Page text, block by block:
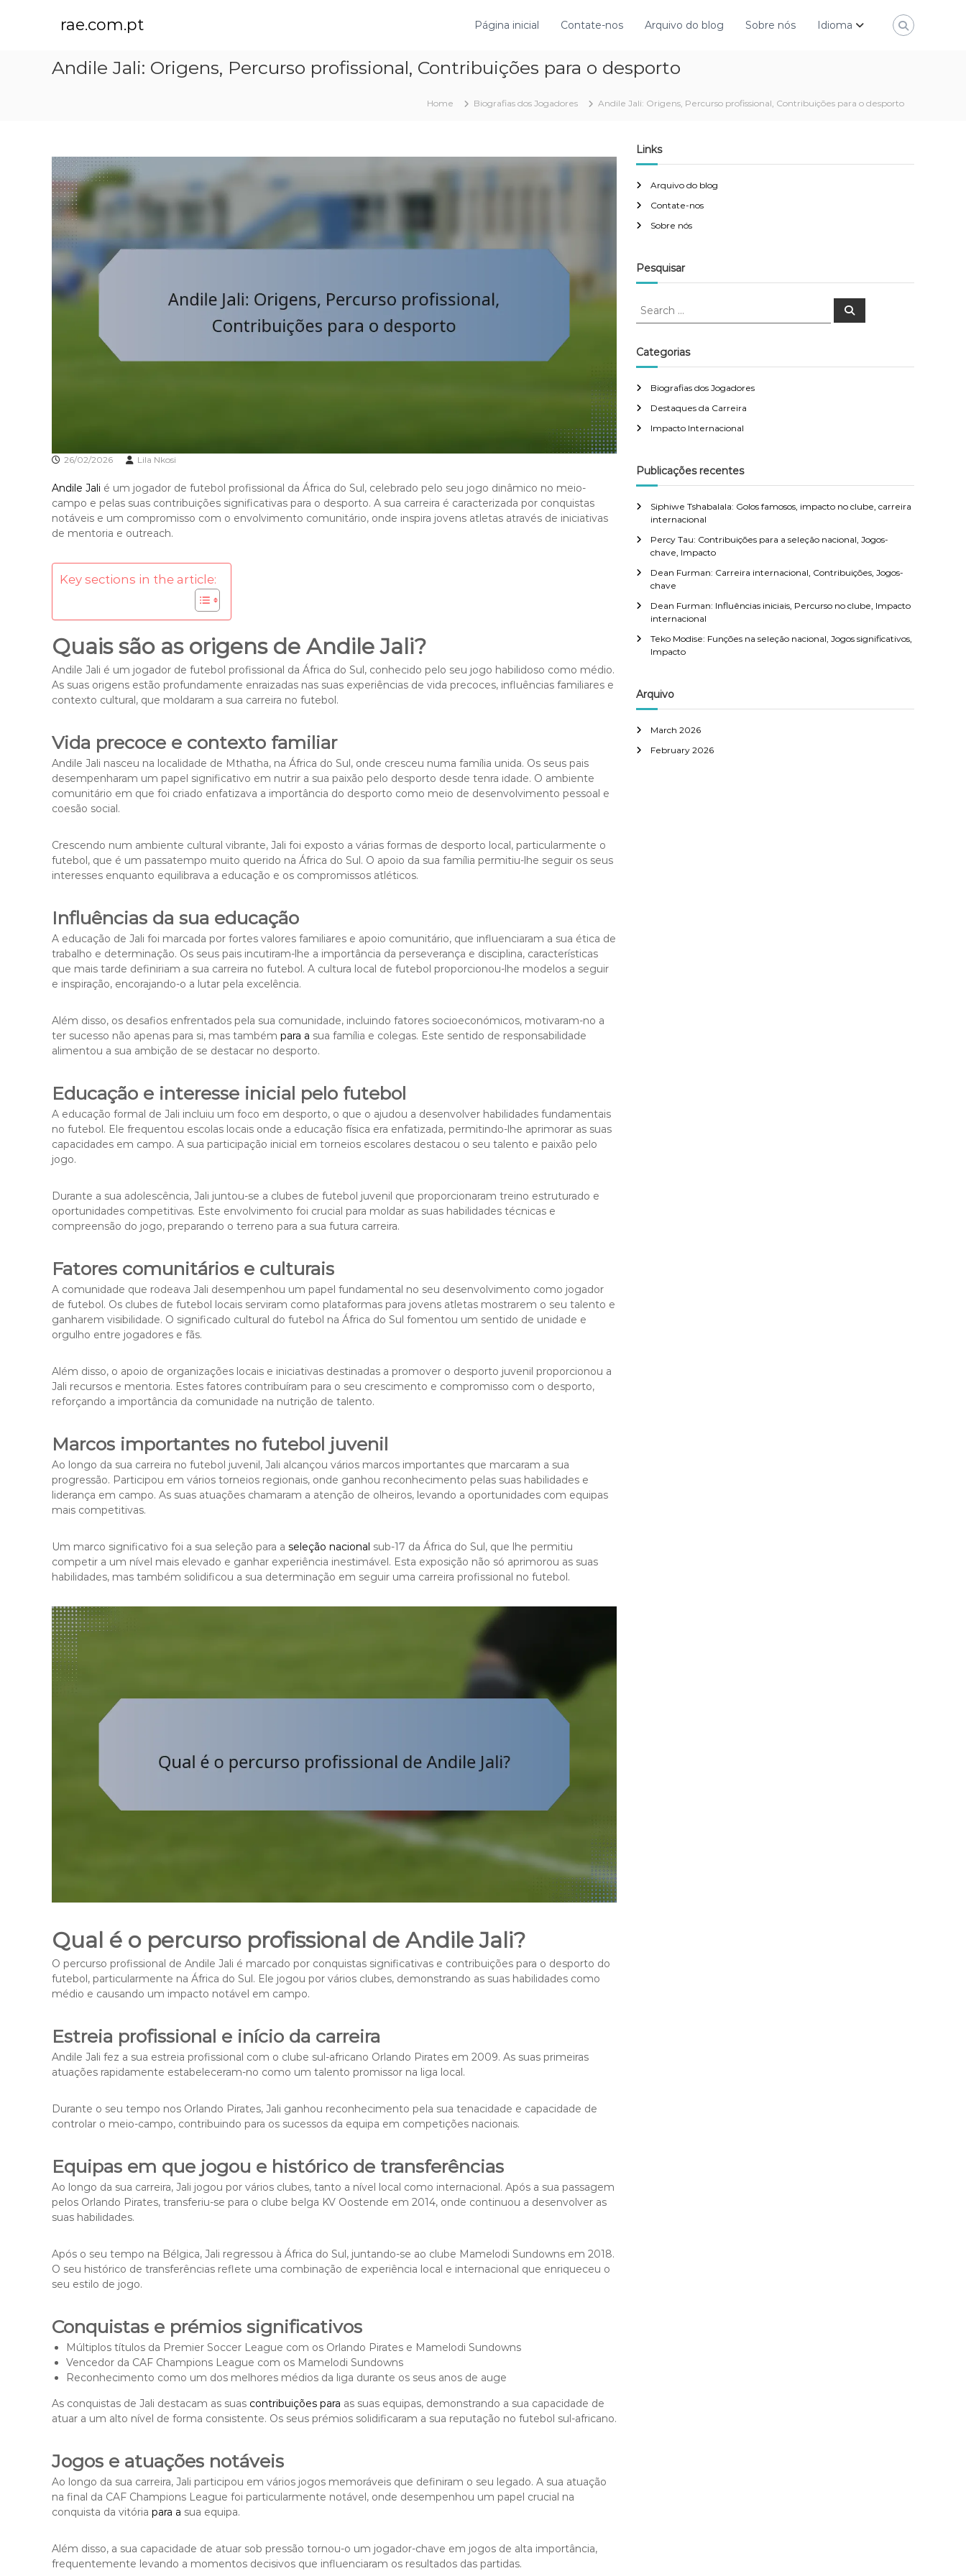
rae.com.pt Página inicial Contate-nos Arquivo do blog Sobre nós Idioma
Andile Jali: Origens, Percurso profissional, Contribuições para o desporto
Home Biografias dos Jogadores Andile Jali: Origens, Percurso profissional, Contribuições para o desporto
26/02/2026 Lila Nkosi
Andile Jali é um jogador de futebol profissional da África do Sul, celebrado pelo seu jogo dinâmico no meio-
campo e pelas suas contribuições significativas para o desporto. A sua carreira é caracterizada por conquistas
notáveis e um compromisso com o envolvimento comunitário, onde inspira jovens atletas através de iniciativas
de mentoria e outreach.
Key sections in the article:
Quais são as origens de Andile Jali?
Andile Jali é um jogador de futebol profissional da África do Sul, conhecido pelo seu jogo habilidoso como médio.
As suas origens estão profundamente enraizadas nas suas experiências de vida precoces, influências familiares e
contexto cultural, que moldaram a sua carreira no futebol.
Vida precoce e contexto familiar
Andile Jali nasceu na localidade de Mthatha, na África do Sul, onde cresceu numa família unida. Os seus pais
desempenharam um papel significativo em nutrir a sua paixão pelo desporto desde tenra idade. O ambiente
comunitário em que foi criado enfatizava a importância do desporto como meio de desenvolvimento pessoal e
coesão social.
Crescendo num ambiente cultural vibrante, Jali foi exposto a várias formas de desporto local, particularmente o
futebol, que é um passatempo muito querido na África do Sul. O apoio da sua família permitiu-lhe seguir os seus
interesses enquanto equilibrava a educação e os compromissos atléticos.
Influências da sua educação
A educação de Jali foi marcada por fortes valores familiares e apoio comunitário, que influenciaram a sua ética de
trabalho e determinação. Os seus pais incutiram-lhe a importância da perseverança e disciplina, características
que mais tarde definiriam a sua carreira no futebol. A cultura local de futebol proporcionou-lhe modelos a seguir
e inspiração, encorajando-o a lutar pela excelência.
Além disso, os desafios enfrentados pela sua comunidade, incluindo fatores socioeconómicos, motivaram-no a
ter sucesso não apenas para si, mas também para a sua família e colegas. Este sentido de responsabilidade
alimentou a sua ambição de se destacar no desporto.
Educação e interesse inicial pelo futebol
A educação formal de Jali incluiu um foco em desporto, o que o ajudou a desenvolver habilidades fundamentais
no futebol. Ele frequentou escolas locais onde a educação física era enfatizada, permitindo-lhe aprimorar as suas
capacidades em campo. A sua participação inicial em torneios escolares destacou o seu talento e paixão pelo
jogo.
Durante a sua adolescência, Jali juntou-se a clubes de futebol juvenil que proporcionaram treino estruturado e
oportunidades competitivas. Este envolvimento foi crucial para moldar as suas habilidades técnicas e
compreensão do jogo, preparando o terreno para a sua futura carreira.
Fatores comunitários e culturais
A comunidade que rodeava Jali desempenhou um papel fundamental no seu desenvolvimento como jogador
de futebol. Os clubes de futebol locais serviram como plataformas para jovens atletas mostrarem o seu talento e
ganharem visibilidade. O significado cultural do futebol na África do Sul fomentou um sentido de unidade e
orgulho entre jogadores e fãs.
Além disso, o apoio de organizações locais e iniciativas destinadas a promover o desporto juvenil proporcionou a
Jali recursos e mentoria. Estes fatores contribuíram para o seu crescimento e compromisso com o desporto,
reforçando a importância da comunidade na nutrição de talento.
Marcos importantes no futebol juvenil
Ao longo da sua carreira no futebol juvenil, Jali alcançou vários marcos importantes que marcaram a sua
progressão. Participou em vários torneios regionais, onde ganhou reconhecimento pelas suas habilidades e
liderança em campo. As suas atuações chamaram a atenção de olheiros, levando a oportunidades com equipas
mais competitivas.
Um marco significativo foi a sua seleção para a seleção nacional sub-17 da África do Sul, que lhe permitiu
competir a um nível mais elevado e ganhar experiência inestimável. Esta exposição não só aprimorou as suas
habilidades, mas também solidificou a sua determinação em seguir uma carreira profissional no futebol.
Qual é o percurso profissional de Andile Jali?
O percurso profissional de Andile Jali é marcado por conquistas significativas e contribuições para o desporto do
futebol, particularmente na África do Sul. Ele jogou por vários clubes, demonstrando as suas habilidades como
médio e causando um impacto notável em campo.
Estreia profissional e início da carreira
Andile Jali fez a sua estreia profissional com o clube sul-africano Orlando Pirates em 2009. As suas primeiras
atuações rapidamente estabeleceram-no como um talento promissor na liga local.
Durante o seu tempo nos Orlando Pirates, Jali ganhou reconhecimento pela sua tenacidade e capacidade de
controlar o meio-campo, contribuindo para os sucessos da equipa em competições nacionais.
Equipas em que jogou e histórico de transferências
Ao longo da sua carreira, Jali jogou por vários clubes, tanto a nível local como internacional. Após a sua passagem
pelos Orlando Pirates, transferiu-se para o clube belga KV Oostende em 2014, onde continuou a desenvolver as
suas habilidades.
Após o seu tempo na Bélgica, Jali regressou à África do Sul, juntando-se ao clube Mamelodi Sundowns em 2018.
O seu histórico de transferências reflete uma combinação de experiência local e internacional que enriqueceu o
seu estilo de jogo.
Conquistas e prémios significativos
Múltiplos títulos da Premier Soccer League com os Orlando Pirates e Mamelodi Sundowns
Vencedor da CAF Champions League com os Mamelodi Sundowns
Reconhecimento como um dos melhores médios da liga durante os seus anos de auge
As conquistas de Jali destacam as suas contribuições para as suas equipas, demonstrando a sua capacidade de
atuar a um alto nível de forma consistente. Os seus prémios solidificaram a sua reputação no futebol sul-africano.
Jogos e atuações notáveis
Ao longo da sua carreira, Jali participou em vários jogos memoráveis que definiram o seu legado. A sua atuação
na final da CAF Champions League foi particularmente notável, onde desempenhou um papel crucial na
conquista da vitória para a sua equipa.
Além disso, a sua capacidade de atuar sob pressão tornou-o um jogador-chave em jogos de alta importância,
frequentemente levando a momentos decisivos que influenciaram os resultados das partidas.
Links
Arquivo do blog
Contate-nos
Sobre nós
Pesquisar
S
r
c
f
o
r
S
Categorias
Biografias dos Jogadores
Destaques da Carreira
Impacto Internacional
Publicações recentes
Siphiwe Tshabalala: Golos famosos, impacto no clube, carreira
internacional
Percy Tau: Contribuições para a seleção nacional, Jogos-
chave, Impacto
Dean Furman: Carreira internacional, Contribuições, Jogos-
chave
Dean Furman: Influências iniciais, Percurso no clube, Impacto
internacional
Teko Modise: Funções na seleção nacional, Jogos significativos,
Impacto
Arquivo
March 2026
February 2026